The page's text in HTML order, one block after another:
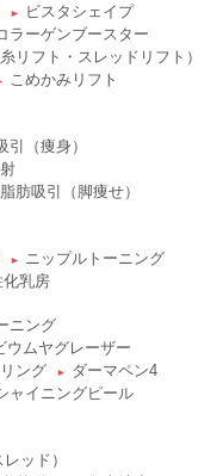
► ビスタシェイプ
ラーゲンブースター
リフト・スレッドリフト）
こめかみリフト
引（痩身）
肪吸引（脚痩せ）
► ニップルトーニング
化乳房
ニング
ウムヤグレーザー
ング ► ダーマペン4
ャイニングピール
ッド）